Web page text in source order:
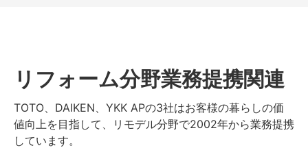
リフォーム分野業務提携関連
TOTO、DAIKEN、YKK APの3社はお客様の暮らしの価
値向上を目指して、リモデル分野で2002年から業務提携
しています。